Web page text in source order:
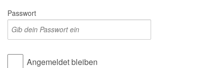
Passwort
Angemeldet bleiben